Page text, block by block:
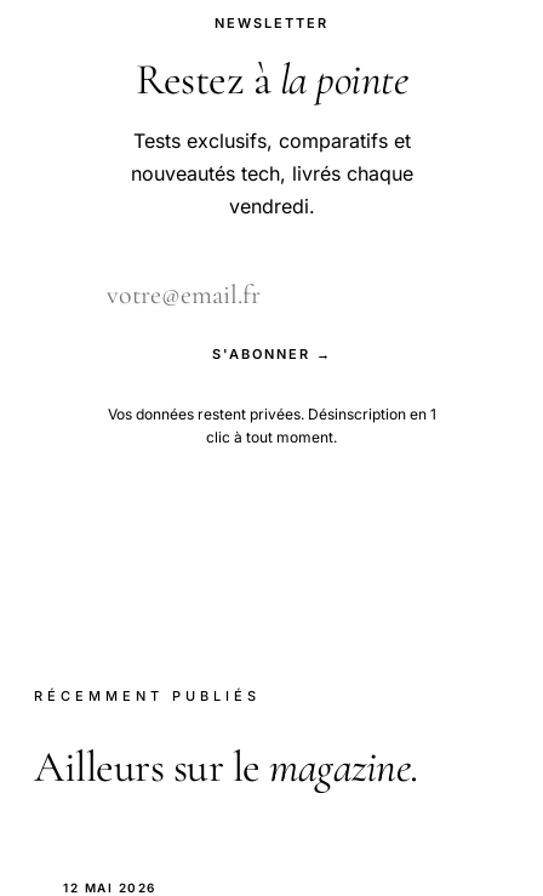
NEWSLETTER
Restez à la pointe
Tests exclusifs, comparatifs et
nouveautés tech, livrés chaque
vendredi.
S'ABONNER →
Vos données restent privées. Désinscription en 1
clic à tout moment.
RÉCEMMENT PUBLIÉS
Ailleurs sur le magazine.
12 MAI 2026